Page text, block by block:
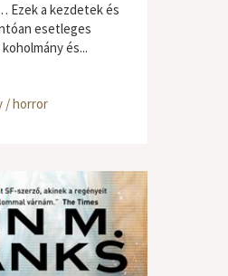
Ezek a kezdetek és
esetleges
és...
/ horror